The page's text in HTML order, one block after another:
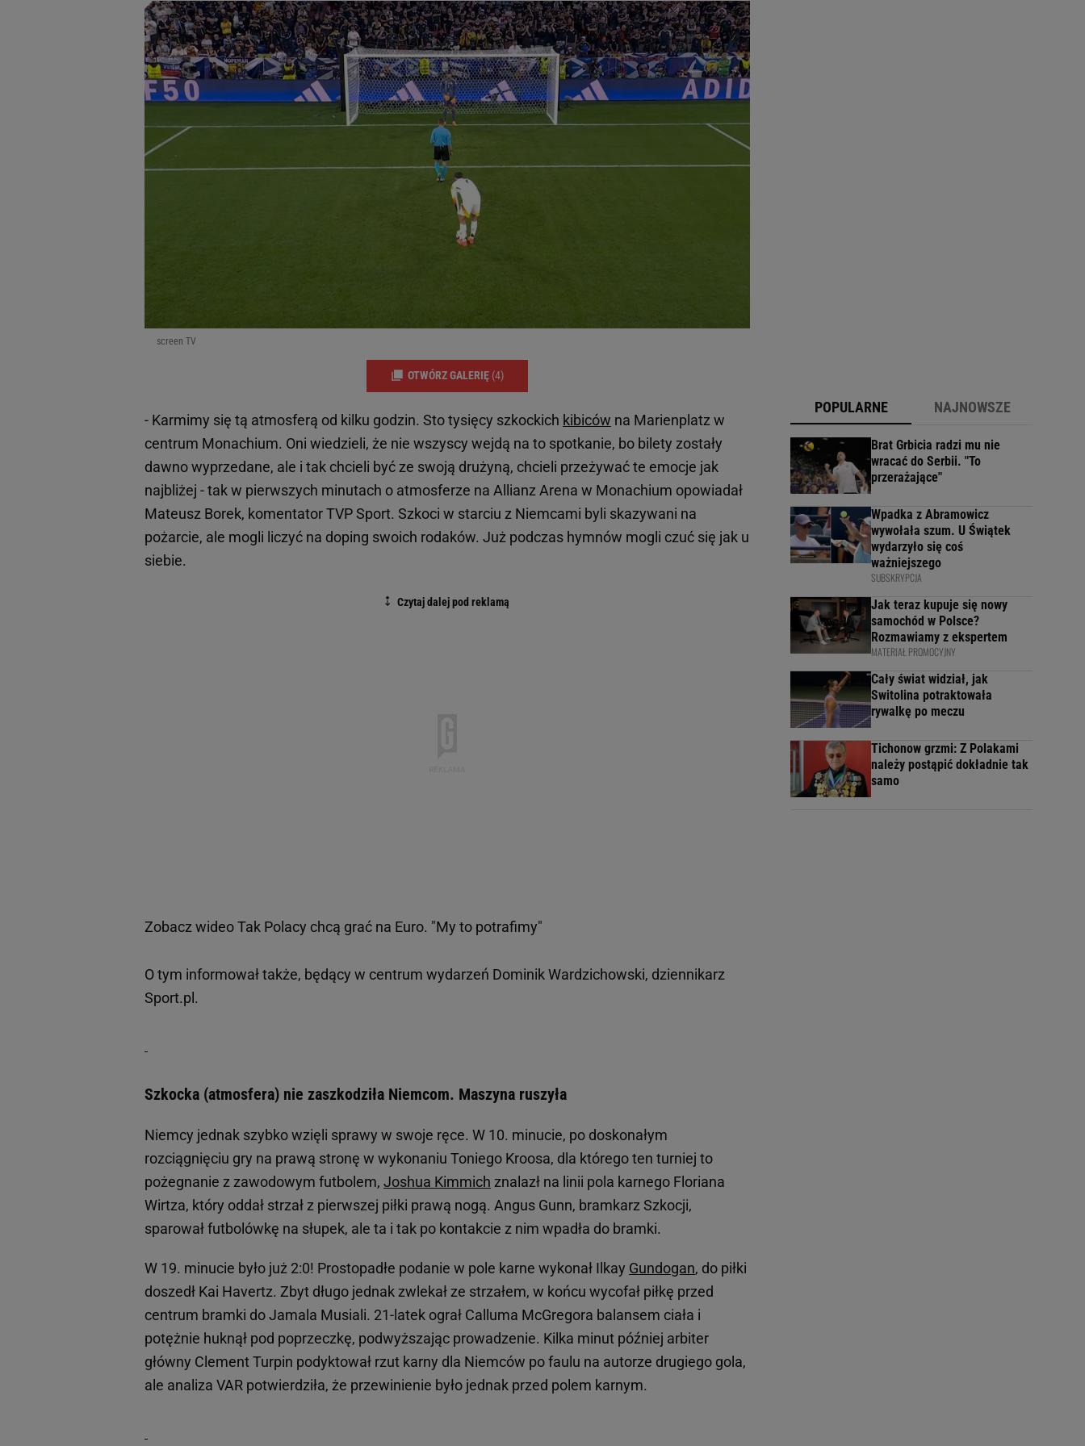
screen TV
OTWÓRZ GALERIĘ (4)
- Karmimy się tą atmosferą od kilku godzin. Sto tysięcy szkockich kibiców na Marienplatz w
centrum Monachium. Oni wiedzieli, że nie wszyscy wejdą na to spotkanie, bo bilety zostały
dawno wyprzedane, ale i tak chcieli być ze swoją drużyną, chcieli przeżywać te emocje jak
najbliżej - tak w pierwszych minutach o atmosferze na Allianz Arena w Monachium opowiadał
Mateusz Borek, komentator TVP Sport. Szkoci w starciu z Niemcami byli skazywani na
pożarcie, ale mogli liczyć na doping swoich rodaków. Już podczas hymnów mogli czuć się jak u
siebie.
Zobacz wideoTak Polacy chcą grać na Euro. "My to potrafimy"
O tym informował także, będący w centrum wydarzeń Dominik Wardzichowski, dziennikarz
Sport.pl.
Szkocka (atmosfera) nie zaszkodziła Niemcom. Maszyna ruszyła
Niemcy jednak szybko wzięli sprawy w swoje ręce. W 10. minucie, po doskonałym
rozciągnięciu gry na prawą stronę w wykonaniu Toniego Kroosa, dla którego ten turniej to
pożegnanie z zawodowym futbolem, Joshua Kimmich znalazł na linii pola karnego Floriana
Wirtza, który oddał strzał z pierwszej piłki prawą nogą. Angus Gunn, bramkarz Szkocji,
sparował futbolówkę na słupek, ale ta i tak po kontakcie z nim wpadła do bramki.
W 19. minucie było już 2:0! Prostopadłe podanie w pole karne wykonał Ilkay Gundogan, do piłki
doszedł Kai Havertz. Zbyt długo jednak zwlekał ze strzałem, w końcu wycofał piłkę przed
centrum bramki do Jamala Musiali. 21-latek ograł Calluma McGregora balansem ciała i
potężnie huknął pod poprzeczkę, podwyższając prowadzenie. Kilka minut później arbiter
główny Clement Turpin podyktował rzut karny dla Niemców po faulu na autorze drugiego gola,
ale analiza VAR potwierdziła, że przewinienie było jednak przed polem karnym.
POPULARNE NAJNOWSZE
Brat Grbicia radzi mu nie
wracać do Serbii. "To
przerażające"
Wpadka z Abramowicz
wywołała szum. U Świątek
wydarzyło się coś
ważniejszego
SUBSKRYPCJA
Jak teraz kupuje się nowy
samochód w Polsce?
Rozmawiamy z ekspertem
MATERIAŁ PROMOCYJNY
Cały świat widział, jak
Switolina potraktowała
rywalkę po meczu
Tichonow grzmi: Z Polakami
należy postąpić dokładnie tak
samo